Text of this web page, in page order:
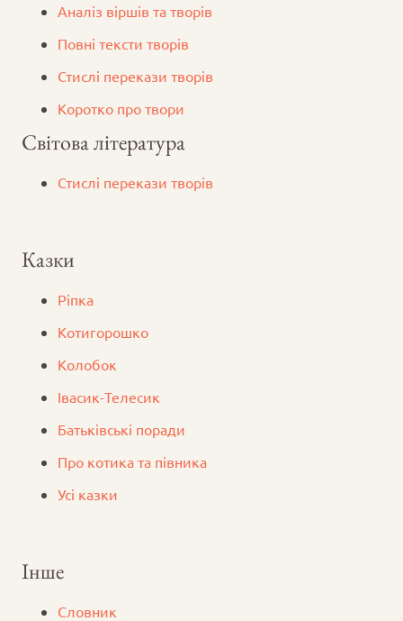
Аналіз віршів та творів
Повні тексти творів
Стислі перекази творів
Коротко про твори
Світова література
Стислі перекази творів
Казки
Ріпка
Котигорошко
Колобок
Iвасик-Телесик
Батьківські поради
Про котика та півника
Усі казки
Інше
Словник